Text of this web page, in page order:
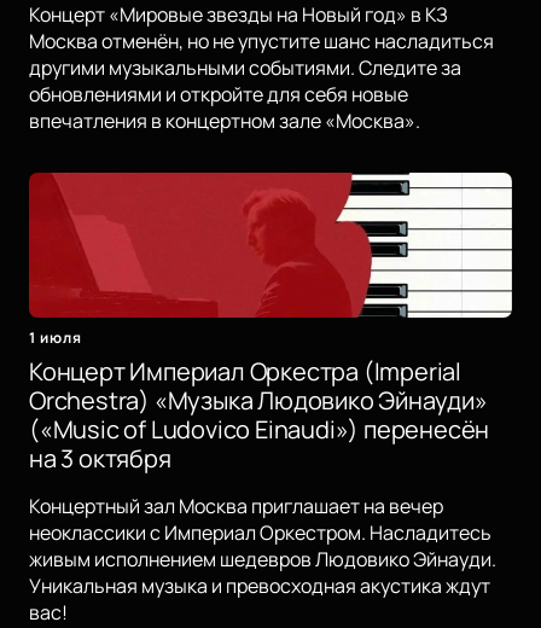
Концерт «Мировые звезды на Новый год» в КЗ
Москва отменён, но не упустите шанс насладиться
другими музыкальными событиями. Следите за
обновлениями и откройте для себя новые
впечатления в концертном зале «Москва».
1 июля
Концерт Империал Оркестра (Imperial
Orchestra) «Музыка Людовико Эйнауди»
(«Music of Ludovico Einaudi») перенесён
на 3 октября
Концертный зал Москва приглашает на вечер
неоклассики с Империал Оркестром. Насладитесь
живым исполнением шедевров Людовико Эйнауди.
Уникальная музыка и превосходная акустика ждут
вас!